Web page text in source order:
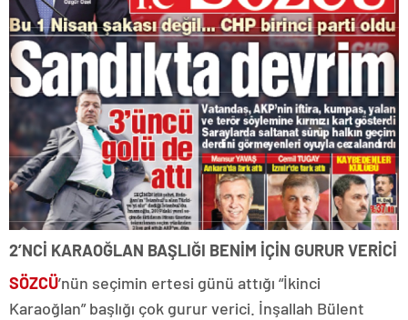
2’NCİ KARAOĞLAN BAŞLIĞI BENİM İÇİN GURUR VERİCİ
SÖZCÜ’nün seçimin ertesi günü attığı “İkinci
Karaoğlan” başlığı çok gurur verici. İnşallah Bülent